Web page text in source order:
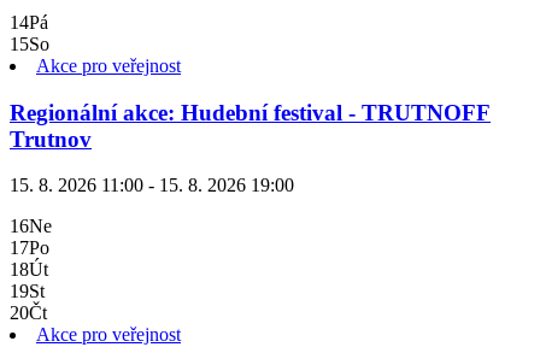
14Pá
15So
Akce pro veřejnost
Regionální akce: Hudební festival - TRUTNOFF
Trutnov
15. 8. 2026 11:00 - 15. 8. 2026 19:00
16Ne
17Po
18Út
19St
20Čt
Akce pro veřejnost